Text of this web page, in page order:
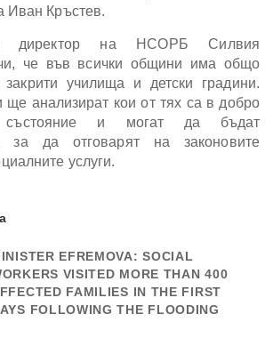
Иван Кръстев.
директор на НСОРБ Силвия
че във всички общини има общо
училища и детски градини.
ще анализират кои от тях са в добро
състояние и могат да бъдат
за да отговарят на законовите
услуги.
EFREMOVA: SOCIAL
VISITED MORE THAN 400
FAMILIES IN THE FIRST
FOLLOWING THE FLOODING